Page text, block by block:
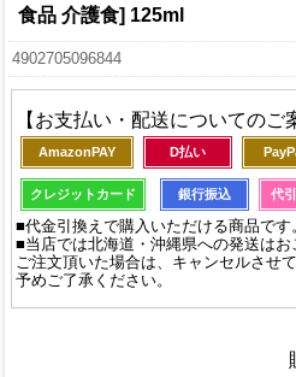
食品 介護食] 125ml
4902705096844
【お支払い・配送についてのご
AmazonPAY D払い
クレジットカード 銀行振込 代
■代金引換えで購入いただける商品です
■当店では北海道・沖縄県への発送はお
ご注文頂いた場合は、キャンセルさせて
予めご了承ください。